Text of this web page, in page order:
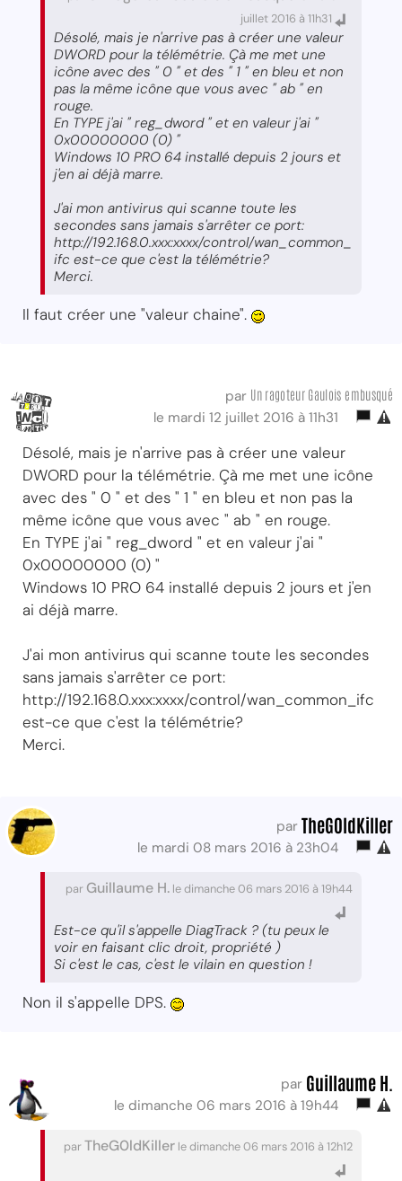
juillet 2016 à 11h31
Désolé, mais je n'arrive pas à créer une valeur
DWORD pour la télémétrie. Çà me met une
icône avec des " 0 " et des " 1 " en bleu et non
pas la même icône que vous avec " ab " en
rouge.
En TYPE j'ai " reg_dword " et en valeur j'ai "
0x00000000 (0) "
Windows 10 PRO 64 installé depuis 2 jours et
j'en ai déjà marre.
J'ai mon antivirus qui scanne toute les
secondes sans jamais s'arrêter ce port:
http://192.168.0.xxx:xxxx/control/wan_common_
ifc est-ce que c'est la télémétrie?
Merci.
Il faut créer une "valeur chaine".
par Un ragoteur Gaulois embusqué
le mardi 12 juillet 2016 à 11h31
Désolé, mais je n'arrive pas à créer une valeur
DWORD pour la télémétrie. Çà me met une icône
avec des " 0 " et des " 1 " en bleu et non pas la
même icône que vous avec " ab " en rouge.
En TYPE j'ai " reg_dword " et en valeur j'ai "
0x00000000 (0) "
Windows 10 PRO 64 installé depuis 2 jours et j'en
ai déjà marre.
J'ai mon antivirus qui scanne toute les secondes
sans jamais s'arrêter ce port:
http://192.168.0.xxx:xxxx/control/wan_common_ifc
est-ce que c'est la télémétrie?
Merci.
par TheG0ldKiller
le mardi 08 mars 2016 à 23h04
par Guillaume H. le dimanche 06 mars 2016 à 19h44
Est-ce qu'il s'appelle DiagTrack ? (tu peux le
voir en faisant clic droit, propriété )
Si c'est le cas, c'est le vilain en question !
Non il s'appelle DPS.
par Guillaume H.
le dimanche 06 mars 2016 à 19h44
parTheG0ldKiller le dimanche 06 mars 2016 à 12h12